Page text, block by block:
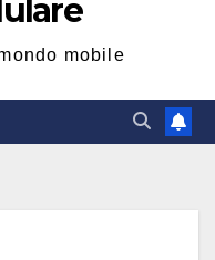
mobile